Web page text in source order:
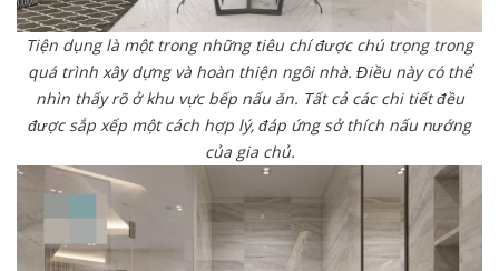
Tiện dụng là một trong những tiêu chí được chú trọng trong
quá trình xây dựng và hoàn thiện ngôi nhà. Điều này có thể
nhìn thấy rõ ở khu vực bếp nấu ăn. Tất cả các chi tiết đều
được sắp xếp một cách hợp lý, đáp ứng sở thích nấu nướng
của gia chủ.